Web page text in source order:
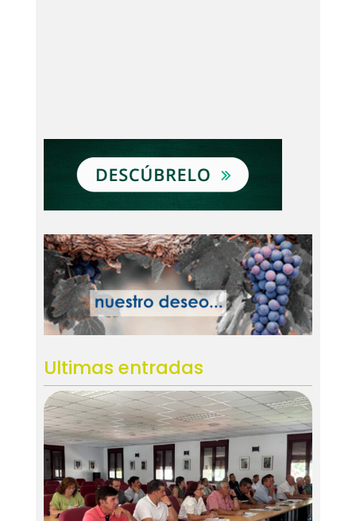
Ultimas entradas